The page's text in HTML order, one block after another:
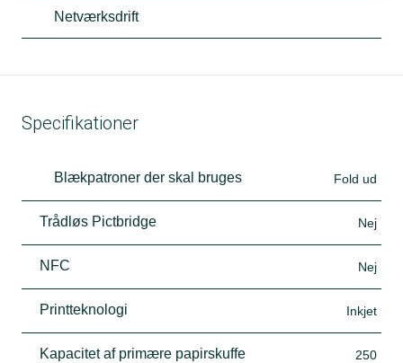
Netværksdrift
Specifikationer
Blækpatroner der skal bruges Fold ud
Trådløs Pictbridge Nej
NFC Nej
Printteknologi Inkjet
Kapacitet af primære papirskuffe 250